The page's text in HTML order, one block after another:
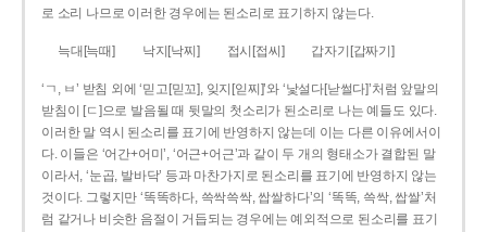
로 소리 나므로 이러한 경우에는 된소리로 표기하지 않는다.
늑대[늑때] 낙지[낙찌] 접시[접씨] 갑자기[갑짜기]
‘ㄱ, ㅂ’ 받침 외에 ‘믿고[믿꼬], 잊지[읻찌]’와 ‘낯설다[낟썰다]’처럼 앞말의
받침이 [ㄷ]으로 발음될 때 뒷말의 첫소리가 된소리로 나는 예들도 있다.
이러한 말 역시 된소리를 표기에 반영하지 않는데 이는 다른 이유에서이
다. 이들은 ‘어간+어미’, ‘어근+어근’과 같이 두 개의 형태소가 결합된 말
이라서, ‘눈곱, 발바닥’ 등과 마찬가지로 된소리를 표기에 반영하지 않는
것이다. 그렇지만 ‘똑똑하다, 쓱싹쓱싹, 쌉쌀하다’의 ‘똑똑, 쓱싹, 쌉쌀’처
럼 같거나 비슷한 음절이 거듭되는 경우에는 예외적으로 된소리를 표기